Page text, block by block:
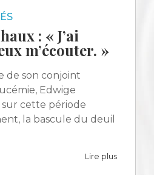
: « J’ai
m’écouter. »
de son conjoint
Edwige
cette période
la bascule du deuil
Lire plus